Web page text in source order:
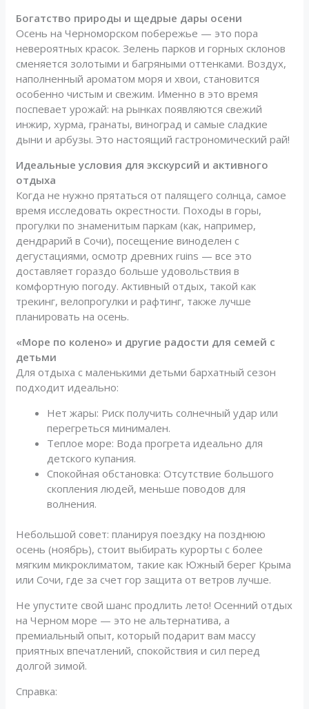
Богатство природы и щедрые дары осени
Осень на Черноморском побережье — это пора
невероятных красок. Зелень парков и горных склонов
сменяется золотыми и багряными оттенками. Воздух,
наполненный ароматом моря и хвои, становится
особенно чистым и свежим. Именно в это время
поспевает урожай: на рынках появляются свежий
инжир, хурма, гранаты, виноград и самые сладкие
дыни и арбузы. Это настоящий гастрономический рай!
Идеальные условия для экскурсий и активного
отдыха
Когда не нужно прятаться от палящего солнца, самое
время исследовать окрестности. Походы в горы,
прогулки по знаменитым паркам (как, например,
дендрарий в Сочи), посещение виноделен с
дегустациями, осмотр древних ruins — все это
доставляет гораздо больше удовольствия в
комфортную погоду. Активный отдых, такой как
трекинг, велопрогулки и рафтинг, также лучше
планировать на осень.
«Море по колено» и другие радости для семей с
детьми
Для отдыха с маленькими детьми бархатный сезон
подходит идеально:
Нет жары: Риск получить солнечный удар или
перегреться минимален.
Теплое море: Вода прогрета идеально для
детского купания.
Спокойная обстановка: Отсутствие большого
скопления людей, меньше поводов для
волнения.
Небольшой совет: планируя поездку на позднюю
осень (ноябрь), стоит выбирать курорты с более
мягким микроклиматом, такие как Южный берег Крыма
или Сочи, где за счет гор защита от ветров лучше.
Не упустите свой шанс продлить лето! Осенний отдых
на Черном море — это не альтернатива, а
премиальный опыт, который подарит вам массу
приятных впечатлений, спокойствия и сил перед
долгой зимой.
Справка: